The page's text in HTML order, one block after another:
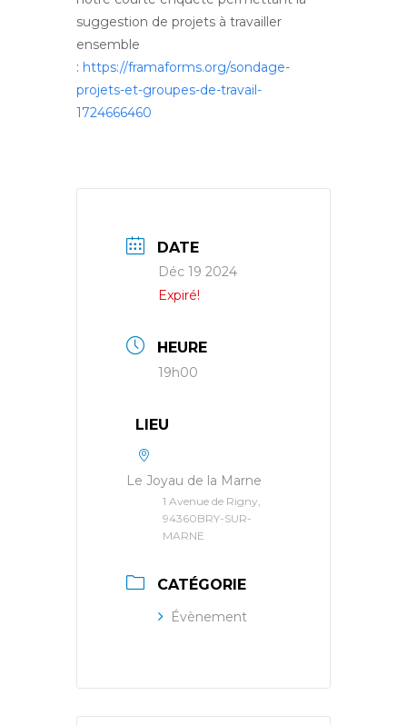
suggestion de projets à travailler
ensemble
: https://framaforms.org/sondage-
projets-et-groupes-de-travail-
1724666460
DATE
Déc 19 2024
Expiré!
HEURE
19h00
LIEU
Le Joyau de la Marne
1 Avenue de Rigny,
94360BRY-SUR-
MARNE
CATÉGORIE
Évènement